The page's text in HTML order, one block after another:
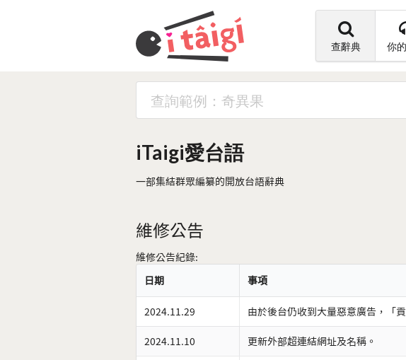
查辭典 你
iTaigi愛台語
一部集結群眾編纂的開放台語辭典
維修公告
維修公告紀錄:
日期
事項
2024.11.29 由於後台仍收到大量惡意廣告，「
2024.11.10 更新外部超連結網址及名稱。